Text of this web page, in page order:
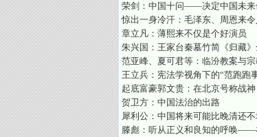
荣剑：中国十问——决定中国未来
惊出一身冷汗：毛泽东、周恩来
章立凡：薄熙来不仅是个好演员
朱兴国：王家台秦墓竹简《归藏
范亚峰、夏可君等：临汾教案与
王立兵：宪法学视角下的“范跑跑
起底富豪郭文贵：在北京号称战
贺卫方：中国法治的出路
犀利公：中国将来可能比晚清还
滕彪：听从正义和良知的呼唤——